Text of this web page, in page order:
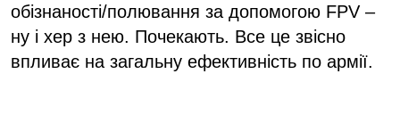
обізнаності/полювання за допомогою FPV –
ну і хер з нею. Почекають. Все це звісно
впливає на загальну ефективність по армії.